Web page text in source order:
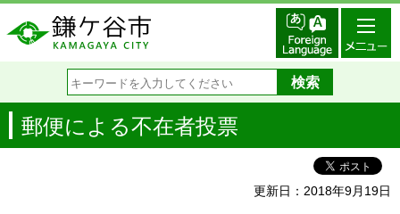
郵便による不在者投票
更新日：2018年9月19日